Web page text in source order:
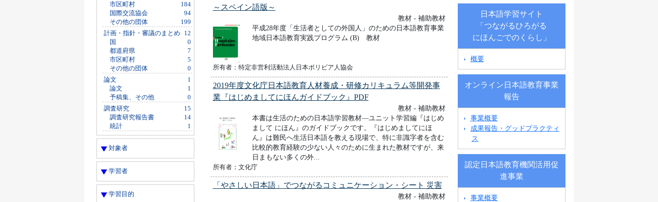
市区町村
184
国際交流協会
94
その他の団体
199
計画・指針・審議のまとめ
12
国
0
都道府県
7
市区町村
5
その他の団体
0
論文
1
論文
1
予稿集、その他
0
調査研究
15
調査研究報告書
14
統計
1
対象者
学習者
学習目的
～スペイン語版～
教材 - 補助教材
平成28年度「生活者としての外国人」のための日本語教育事業
地域日本語教育実践プログラム (B) 教材
所有者：特定非営利活動法人日本ボリビア人協会
2019年度文化庁日本語教育人材養成・研修カリキュラム等開発事
業『はじめましてにほんガイドブック』PDF
教材 - 補助教材
本書は生活のための日本語学習教材―ユニット学習編『はじめ
まして にほん』のガイドブックです。『はじめましてにほ
ん』は難民へ生活日本語を教える現場で、特に非識字者を含む
比較的教育経験の少ない人々のために生まれた教材ですが、来
日まもない多くの外...
所有者：文化庁
「やさしい日本語」でつながるコミュニケーション・シート 災害
教材 - 補助教材
日本語学習サイト
「つながるひろがる
にほんごでのくらし」
概要
オンライン日本語教育事業
報告
事業概要
成果報告・グッドプラクティ
ス
認定日本語教育機関活用促
進事業
事業概要